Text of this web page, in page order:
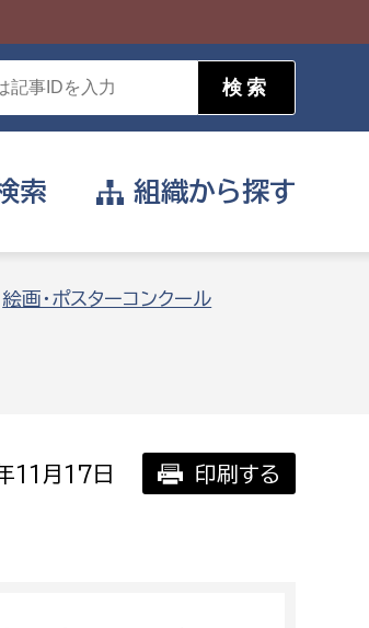
索
ほしい
組織から探す
絵画・ポスターコンクール
11月17日 印刷する